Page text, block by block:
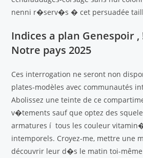
nenni r�serv�s � cet persuadée
Indices a plan Genespoir
Notre pays 2025
Ces interrogation ne seront non
plates-modèles avec communautés
Abolissez une teinte de ce
v�tements sauf que optez des
armatures í tous les couleur
intemporels. Croyez-me, mettre une
découvrir leur d�s le matin toi-